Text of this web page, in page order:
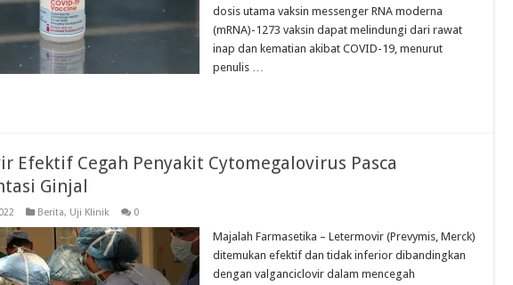
dosis utama vaksin messenger RNA moderna
(mRNA)-1273 vaksin dapat melindungi dari rawat
inap dan kematian akibat COVID-19, menurut
penulis …
Efektif Cegah Penyakit Cytomegalovirus Pasca
Ginjal
Berita, Uji Klinik 0
Majalah Farmasetika – Letermovir (Prevymis, Merck)
ditemukan efektif dan tidak inferior dibandingkan
dengan valganciclovir dalam mencegah